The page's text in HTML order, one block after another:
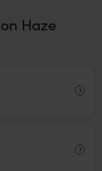
Haze